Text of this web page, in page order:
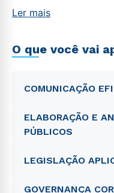
Ler mais
O que você vai
COMUNICAÇÃO
ELABORAÇÃO E
PÚBLICOS
LEGISLAÇÃO
GOVERNANÇA